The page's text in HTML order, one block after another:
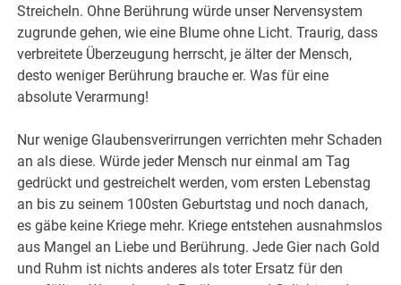
Streicheln. Ohne Berührung würde unser Nervensystem
zugrunde gehen, wie eine Blume ohne Licht. Traurig, dass
verbreitete Überzeugung herrscht, je älter der Mensch,
desto weniger Berührung brauche er. Was für eine
absolute Verarmung!
Nur wenige Glaubensverirrungen verrichten mehr Schaden
an als diese. Würde jeder Mensch nur einmal am Tag
gedrückt und gestreichelt werden, vom ersten Lebenstag
an bis zu seinem 100sten Geburtstag und noch danach,
es gäbe keine Kriege mehr. Kriege entstehen ausnahmslos
aus Mangel an Liebe und Berührung. Jede Gier nach Gold
und Ruhm ist nichts anderes als toter Ersatz für den